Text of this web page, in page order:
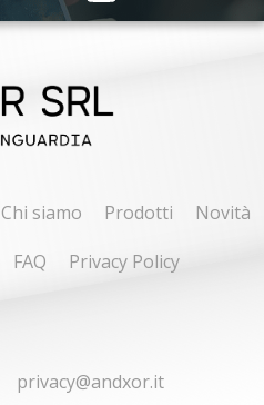
Chi siamo Prodotti
Novità
FAQ
Privacy Policy
privacy@andxor.it